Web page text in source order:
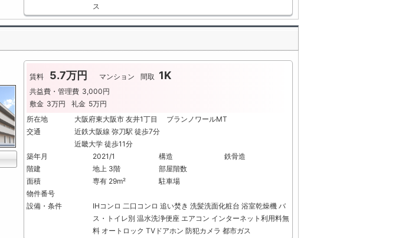
ス
賃料 5.7万円 マンション 間取 1K
共益費・管理費 3,000円
敷金 3万円 礼金 5万円
所在地
大阪府東大阪市 友井1丁目 ブランノワールMT
交通
近鉄大阪線 弥刀駅 徒歩7分
近畿大学 徒歩11分
築年月
2021/1 構造
鉄骨造
階建
地上 3階
部屋階数
面積
専有 29m²
駐車場
物件番号
設備・条件
IHコンロ 二口コンロ 追い焚き 洗髪洗面化粧台 浴室乾燥機 バ
ス・トイレ別 温水洗浄便座 エアコン インターネット利用料無
料 オートロック TVドアホン 防犯カメラ 都市ガス